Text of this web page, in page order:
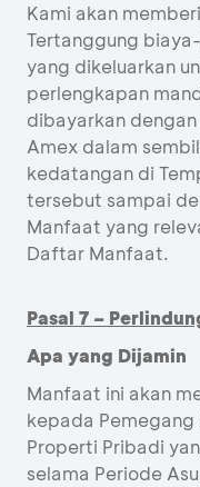
Kami akan
Tertanggung
yang dikeluarkan
perlengkapan
dibayarkan
Amex dalam
kedatangan di
tersebut sampai
Manfaat yang
Daftar Manfaat.
Pasal 7 –
Apa yang Dijamin
Manfaat ini akan
kepada
Properti Pribadi
selama Periode